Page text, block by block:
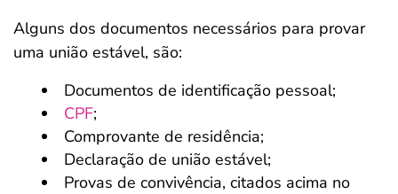
Alguns dos documentos necessários para provar
uma união estável, são:
Documentos de identificação pessoal;
CPF;
Comprovante de residência;
Declaração de união estável;
Provas de convivência, citados acima no